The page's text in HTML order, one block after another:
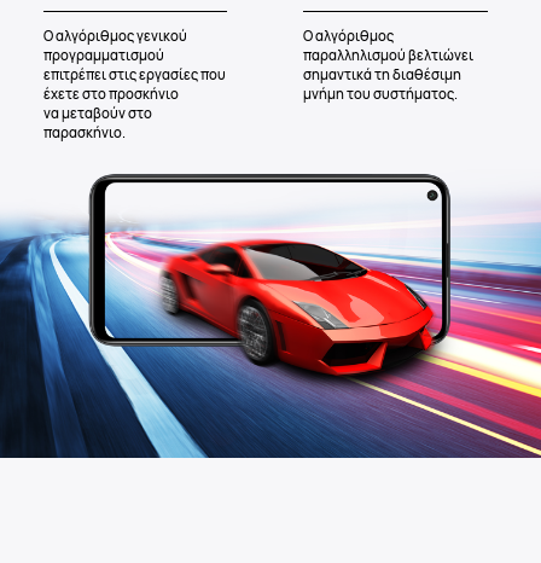
Ο αλγόριθμος γενικού
προγραμματισμού
επιτρέπει στις εργασίες που
έχετε στο προσκήνιο
να μεταβούν στο
παρασκήνιο.
Ο αλγόριθμος
παραλληλισμού βελτιώνει
σημαντικά τη διαθέσιμη
μνήμη του συστήματος.